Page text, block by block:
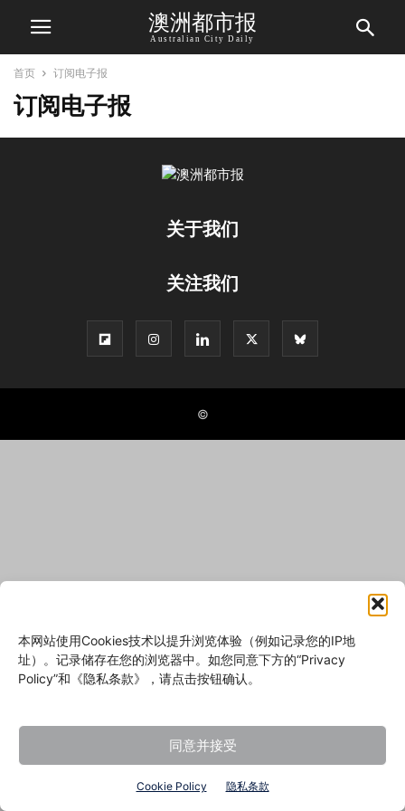
本网站使用Cookies技术以提升浏览体验（例如记录您的IP地
址）。记录储存在您的浏览器中。如您同意下方的“Privacy
Policy”和《隐私条款》，请点击按钮确认。
同意并接受
Cookie Policy 隐私条款
澳洲都市报
Australian City Daily
首页 订阅电子报
订阅电子报
关于我们
关注我们
©